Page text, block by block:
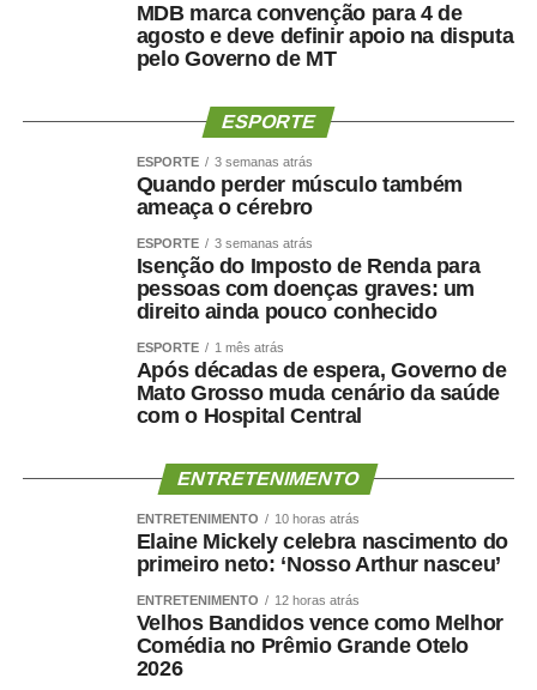
MDB marca convenção para 4 de
agosto e deve definir apoio na disputa
pelo Governo de MT
ESPORTE
ESPORTE 3 semanas atrás
Quando perder músculo também
ameaça o cérebro
ESPORTE 3 semanas atrás
Isenção do Imposto de Renda para
pessoas com doenças graves: um
direito ainda pouco conhecido
ESPORTE 1 mês atrás
Após décadas de espera, Governo de
Mato Grosso muda cenário da saúde
com o Hospital Central
ENTRETENIMENTO
ENTRETENIMENTO 10 horas atrás
Elaine Mickely celebra nascimento do
primeiro neto: ‘Nosso Arthur nasceu’
ENTRETENIMENTO 12 horas atrás
Velhos Bandidos vence como Melhor
Comédia no Prêmio Grande Otelo
2026